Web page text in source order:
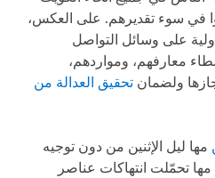
في سوء تقديرهم. على العكس،
على وسائل التواصل
معارفهم، ومواردهم،
ولضمان تحقيق العدالة من
مها ليل الإثنين من دون توجيه
مها تحمّلت انتهاكات عناصر